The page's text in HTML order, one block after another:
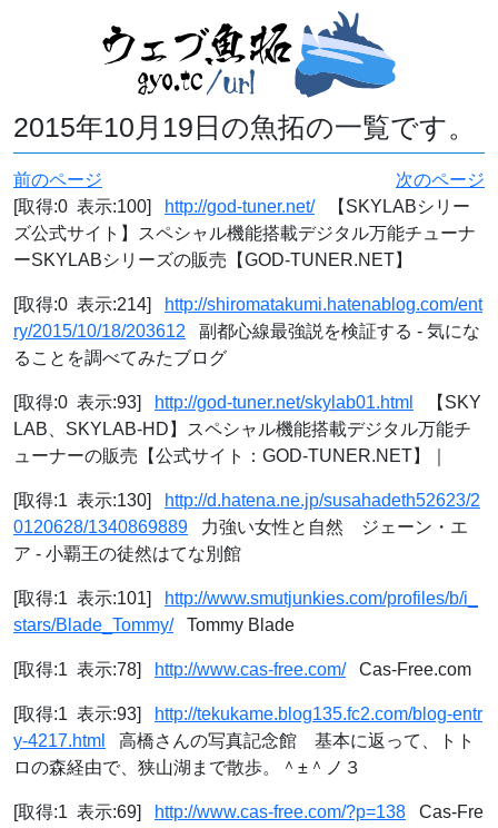
2015年10月19日の魚拓の一覧です。
前のページ
次のページ
[取得:0 表示:100]
http://god-tuner.net/【SKYLABシリー
ズ公式サイト】スペシャル機能搭載デジタル万能チューナ
ーSKYLABシリーズの販売【GOD-TUNER.NET】
[取得:0 表示:214]
http://shiromatakumi.hatenablog.com/ent
ry/2015/10/18/203612 副都心線最強説を検証する - 気にな
ることを調べてみたブログ
[取得:0 表示:93] http://god-tuner.net/skylab01.html
【SKY
LAB、SKYLAB-HD】スペシャル機能搭載デジタル万能チ
ューナーの販売【公式サイト：GOD-TUNER.NET】｜
[取得:1 表示:130]
http://d.hatena.ne.jp/susahadeth52623/2
0120628/1340869889 力強い女性と自然 ジェーン・エ
ア - 小覇王の徒然はてな別館
[取得:1 表示:101]
http://www.smutjunkies.com/profiles/b/i_
stars/Blade_Tommy/Tommy Blade
[取得:1 表示:78] http://www.cas-free.com/Cas-Free.com
[取得:1 表示:93]
http://tekukame.blog135.fc2.com/blog-entr
y-4217.html
高橋さんの写真記念館 基本に返って、トト
ロの森経由で、狭山湖まで散歩。＾±＾ノ３
[取得:1 表示:69] http://www.cas-free.com/?p=138 Cas-Fre